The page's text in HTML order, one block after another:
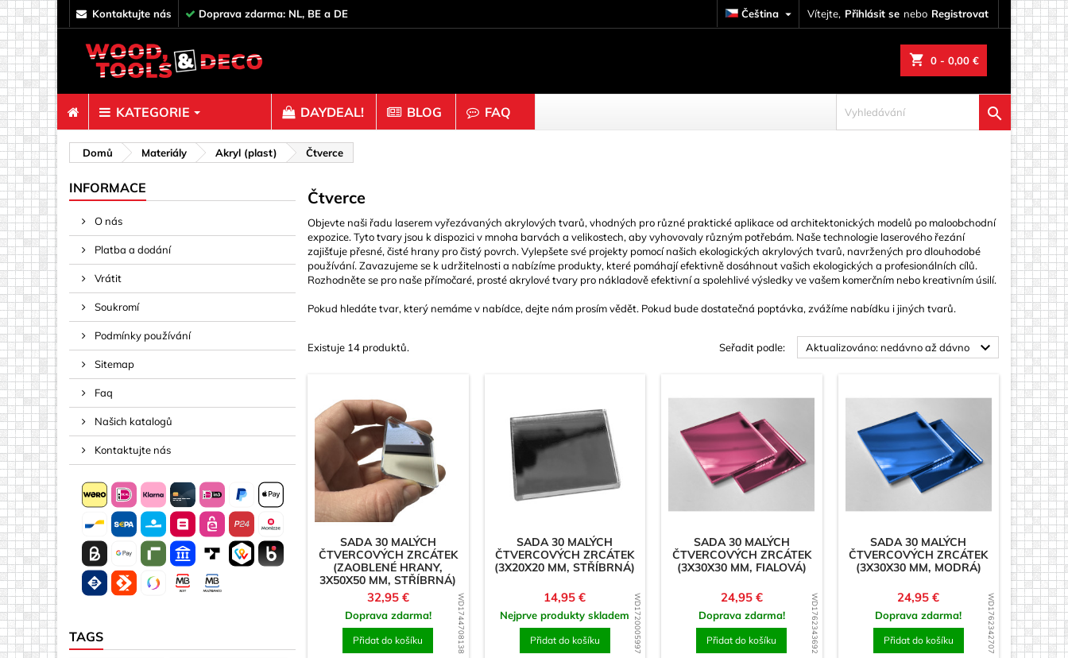
kontaktujte nás Doprava zdarma: NL, BE a DE Vítejte, Přihlásit se nebo Registrovat
Čeština 
shopping_cart 0 - 0,00 €
KATEGORIE
Spojovací prvky
Dekorace
Háčky, oči a prsteny
Hřebíky
Páska, Lana & Lepidlo
Peří a zátky
Rampa ořechy
Rozpěrky
Šrouby
Šrouby matice
Svorky, Pojiva & Síťovina
Disky
Hemisféry
Hůlky a bloky
Korek
Ornamenty & Dřevořezby
Špendlíky na prádlo
Woodyho dětská krabička
Akryl (plast)
Čtverce
Jiné tvary
Písmena & Znaky
Plošný materiál 3 mm
Plošný materiál 8 mm
Magnety
Čtverec/Obdélník
Magnetické háčky
Válec/kotouč
DAYDEAL! BLOG FAQ 
Domů Materiály Akryl (plast) Čtverce
INFORMACE
O nás
Platba a dodání
Vrátit
Soukromí
Podmínky používání
Sitemap
Faq
Našich katalogů
Kontaktujte nás
TAGS
Čtverce
Objevte naši řadu laserem vyřezávaných akrylových tvarů, vhodných pro různé praktické aplikace od architektonických modelů po maloobchodní
expozice. Tyto tvary jsou k dispozici v mnoha barvách a velikostech, aby vyhovovaly různým potřebám. Naše technologie laserového řezání
zajišťuje přesné, čisté hrany pro čistý povrch. Vylepšete své projekty pomocí našich ekologických akrylových tvarů, navržených pro dlouhodobé
používání. Zavazujeme se k udržitelnosti a nabízíme produkty, které pomáhají efektivně dosáhnout vašich ekologických a profesionálních cílů.
Rozhodněte se pro naše přímočaré, prosté akrylové tvary pro nákladově efektivní a spolehlivé výsledky ve vašem komerčním nebo kreativním úsilí.
Pokud hledáte tvar, který nemáme v nabídce, dejte nám prosím vědět. Pokud bude dostatečná poptávka, zvážíme nabídku i jiných tvarů.
Existuje 14 produktů. Seřadit podle: Aktualizováno: nedávno až dávno 
WD1744708138
SADA 30 MALÝCH
ČTVERCOVÝCH ZRCÁTEK
(ZAOBLENÉ HRANY,
3X50X50 MM, STŘÍBRNÁ)
Cena
32,95 €
Doprava zdarma!
Přidat do košíku WD1720005997
SADA 30 MALÝCH
ČTVERCOVÝCH ZRCÁTEK
(3X20X20 MM, STŘÍBRNÁ)
Cena
14,95 €
Nejprve produkty skladem
Přidat do košíku WD1762343692
SADA 30 MALÝCH
ČTVERCOVÝCH ZRCÁTEK
(3X30X30 MM, FIALOVÁ)
Cena
24,95 €
Doprava zdarma!
Přidat do košíku WD1762342707
SADA 30 MALÝCH
ČTVERCOVÝCH ZRCÁTEK
(3X30X30 MM, MODRÁ)
Cena
24,95 €
Doprava zdarma!
Přidat do košíku